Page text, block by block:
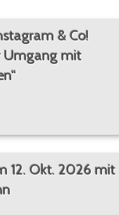
& Co!
Umgang mit
12. Okt. 2026 mit